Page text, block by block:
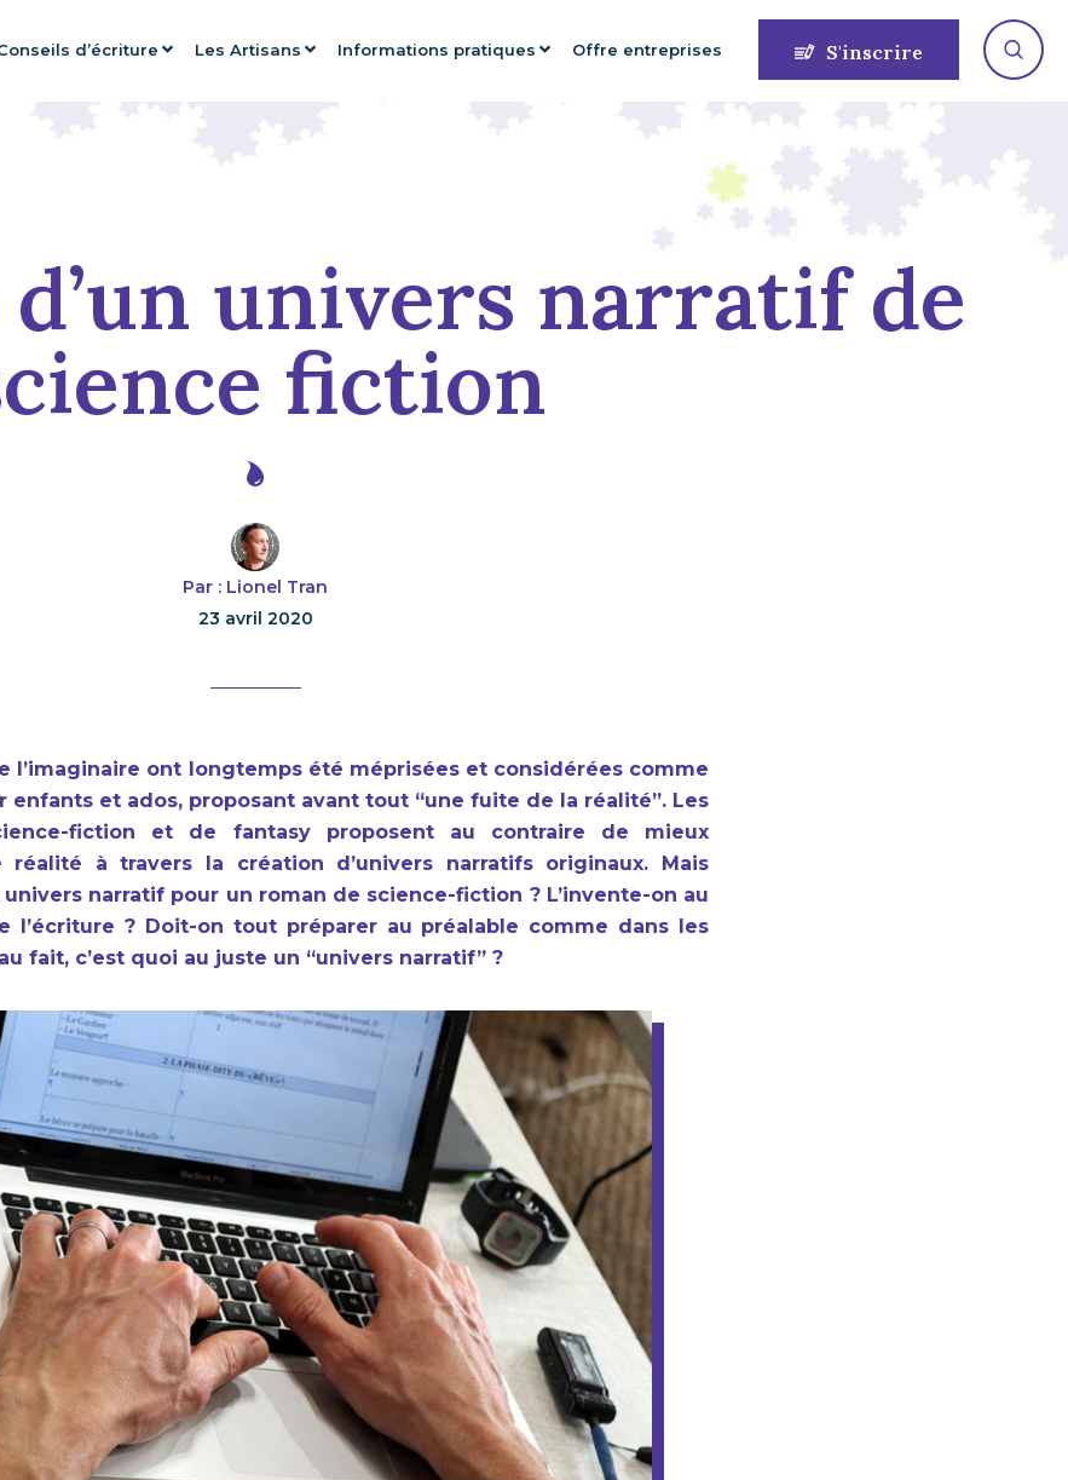
d’écriture Les Artisans Informations pratiques Offre entreprises S'inscrire
univers narratif de
fiction
Par : Lionel Tran
23 avril 2020
l’imaginaire ont longtemps été méprisées et considérées comme
enfants et ados, proposant avant tout “une fuite de la réalité”. Les
fiction et de fantasy proposent au contraire de mieux
réalité à travers la création d’univers narratifs originaux. Mais
narratif pour un roman de science-fiction ? L’invente-on au
l’écriture ? Doit-on tout préparer au préalable comme dans les
fait, c’est quoi au juste un “univers narratif” ?